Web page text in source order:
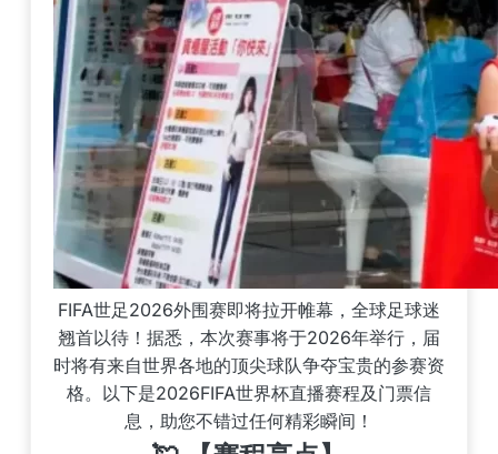
FIFA世足2026外围赛即将拉开帷幕，全球足球迷
翘首以待！据悉，本次赛事将于2026年举行，届
时将有来自世界各地的顶尖球队争夺宝贵的参赛资
格。以下是2026FIFA世界杯直播赛程及门票信
息，助您不错过任何精彩瞬间！